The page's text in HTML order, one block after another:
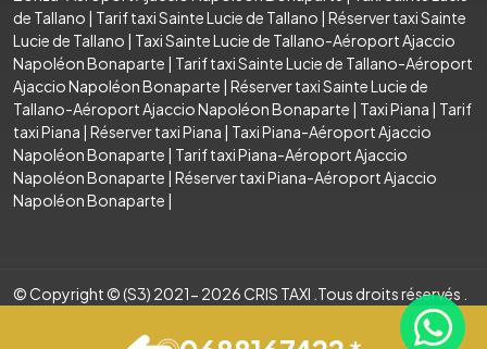
de Tallano | Tarif taxi Sainte Lucie de Tallano | Réserver taxi Sainte
Lucie de Tallano | Taxi Sainte Lucie de Tallano-Aéroport Ajaccio
Napoléon Bonaparte | Tarif taxi Sainte Lucie de Tallano-Aéroport
Ajaccio Napoléon Bonaparte | Réserver taxi Sainte Lucie de
Tallano-Aéroport Ajaccio Napoléon Bonaparte | Taxi Piana | Tarif
taxi Piana | Réserver taxi Piana | Taxi Piana-Aéroport Ajaccio
Napoléon Bonaparte | Tarif taxi Piana-Aéroport Ajaccio
Napoléon Bonaparte | Réserver taxi Piana-Aéroport Ajaccio
Napoléon Bonaparte |
© Copyright © (S3) 2021- 2026 CRIS TAXI .Tous droits réservés .